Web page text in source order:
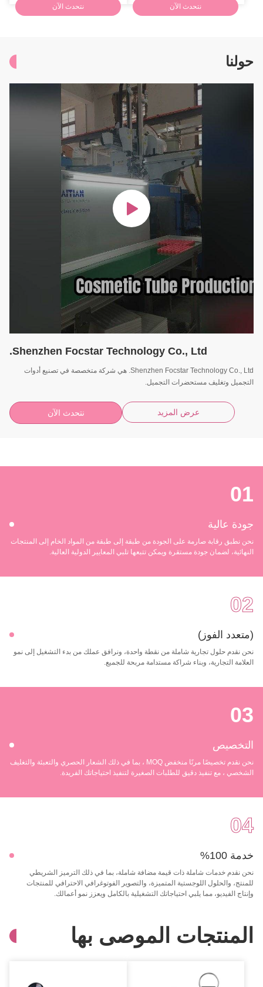
نتحدث الآن
نتحدث الآن
حولنا
Shenzhen Focstar Technology Co., Ltd.
Shenzhen Focstar Technology Co., Ltd. هي شركة متخصصة في تصنيع أدوات
التجميل وتغليف مستحضرات التجميل.
عرض المزيد نتحدث الآن
01
جودة عالية
نحن نطبق رقابة صارمة على الجودة من طبقة إلى طبقة من المواد الخام إلى المنتجات
النهائية، لضمان جودة مستقرة ويمكن تتبعها تلبي المعايير الدولية العالية.
02
(متعدد الفوز)
نحن نقدم حلول تجارية شاملة من نقطة واحدة، ونرافق عملك من بدء التشغيل إلى نمو
العلامة التجارية، وبناء شراكة مستدامة مربحة للجميع.
03
التخصيص
نحن نقدم تخصيصًا مرنًا منخفض MOQ ، بما في ذلك الشعار الحصري والتعبئة والتغليف
الشخصي ، مع تنفيذ دقيق للطلبات الصغيرة لتنفيذ احتياجاتك الفريدة.
04
خدمة 100%
نحن نقدم خدمات شاملة ذات قيمة مضافة شاملة، بما في ذلك الترميز الشريطي
للمنتج، والحلول اللوجستية المتميزة، والتصوير الفوتوغرافي الاحترافي للمنتجات
وإنتاج الفيديو، مما يلبي احتياجاتك التشغيلية بالكامل ويعزز نمو أعمالك.
المنتجات الموصى بها